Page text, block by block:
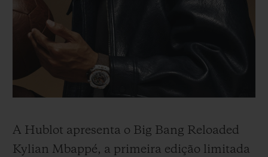
A Hublot apresenta o Big Bang Reloaded
Kylian Mbappé, a primeira edição limitada